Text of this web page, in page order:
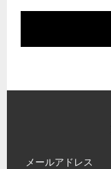
メールアドレス